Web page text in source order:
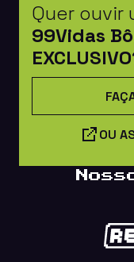
Quer ouvir
99Vidas
OU